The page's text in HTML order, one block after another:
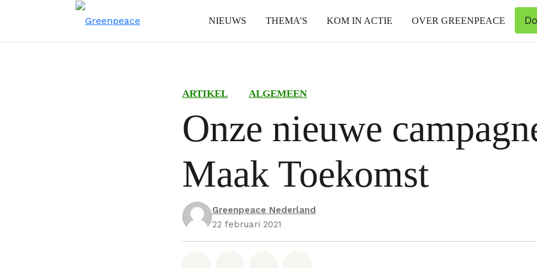
NIEUWS THEMA’S KOM IN ACTIE OVER GREENPEACE
ARTIKEL ALGEMEEN
Onze nieuwe
Maak Toekomst
Greenpeace Nederland
22 februari 2021